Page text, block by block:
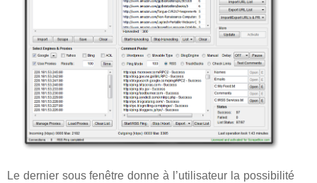
Le dernier sous fenêtre donne à l’utilisateur la possibilité